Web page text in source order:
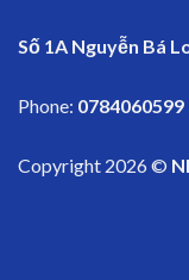
Số 1A Nguyễn Bá
Phone: 0784060599
Copyright 2026 ©